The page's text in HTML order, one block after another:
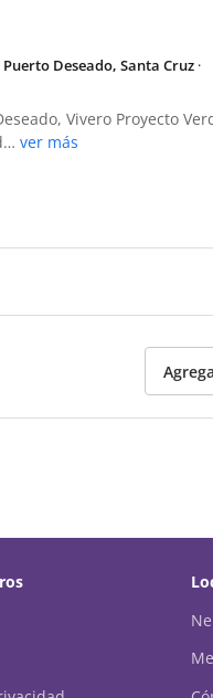
Puerto Deseado, Santa Cruz ·
Vivero Proyecto
ver más